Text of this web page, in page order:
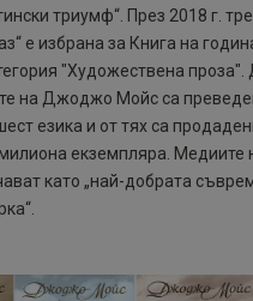
триумф“. През 2018 г.
е избрана за Книга на
"Художествена проза".
на Джоджо Мойс са
езика и от тях са
екземпляра. Медиите
като „най-добрата